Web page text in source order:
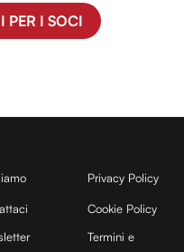
PER I SOCI
Privacy Policy
Cookie Policy
Termini e